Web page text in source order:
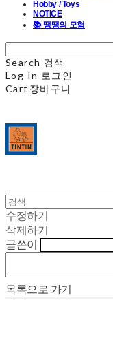
Hobby / Toys
NOTICE
📚 땡땡의 모험
Search 검색
Log In 로그인
Cart 장바구니
수정하기
삭제하기
글쓴이
목록으로 가기